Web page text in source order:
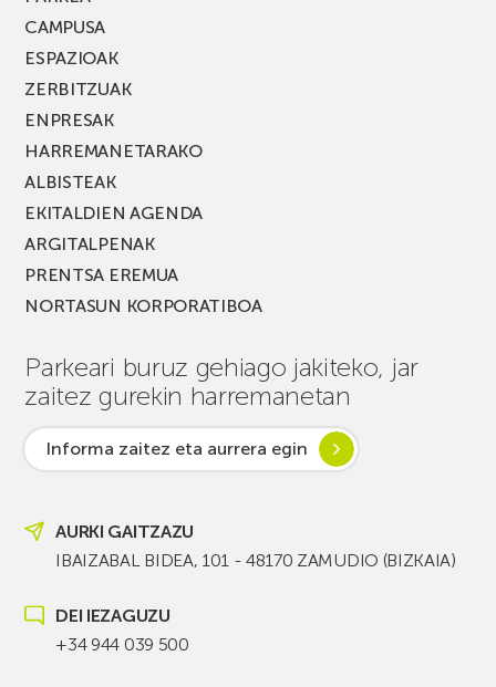
CAMPUSA
ESPAZIOAK
ZERBITZUAK
ENPRESAK
HARREMANETARAKO
ALBISTEAK
EKITALDIEN AGENDA
ARGITALPENAK
PRENTSA EREMUA
NORTASUN KORPORATIBOA
Parkeari buruz gehiago jakiteko, jar
zaitez gurekin harremanetan
Informa zaitez eta aurrera egin
AURKI GAITZAZU
IBAIZABAL BIDEA, 101 - 48170 ZAMUDIO (BIZKAIA)
DEI IEZAGUZU
+34 944 039 500